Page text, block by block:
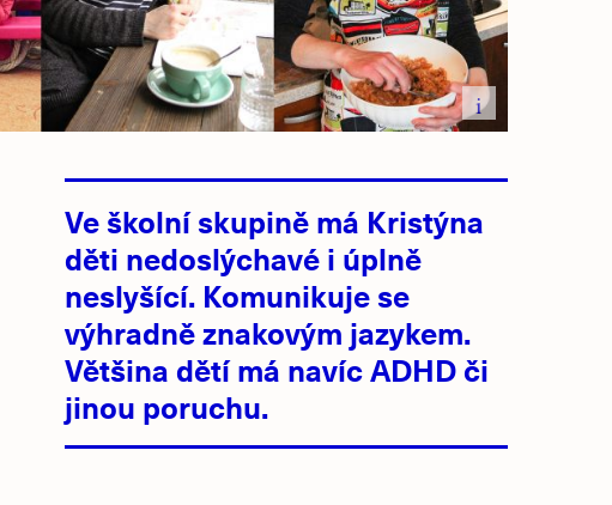
i
Ve školní skupině má Kristýna
děti nedoslýchavé i úplně
neslyšící. Komunikuje se
výhradně znakovým jazykem.
Většina dětí má navíc ADHD či
jinou poruchu.